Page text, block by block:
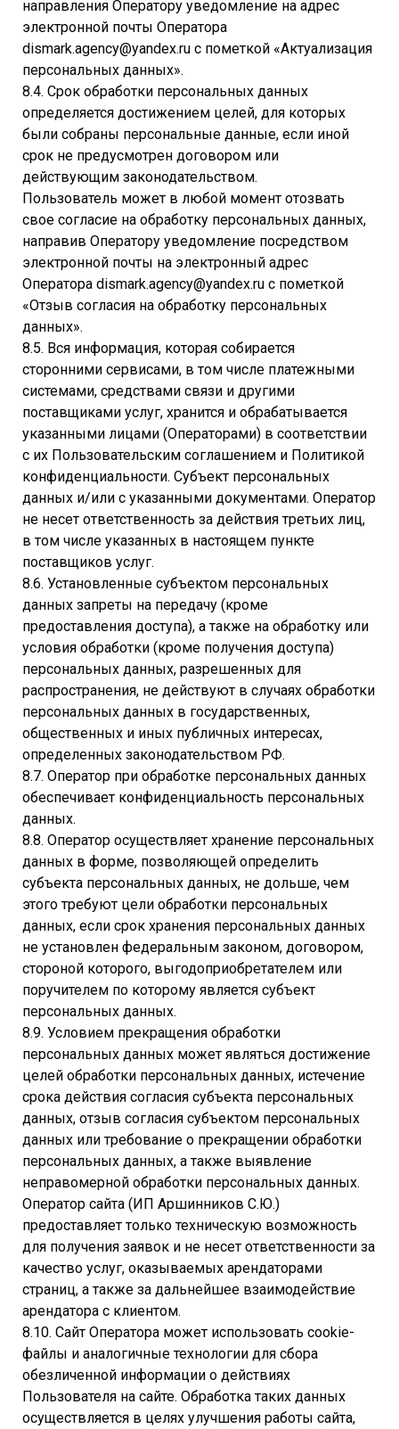
направления Оператору уведомление на адрес
электронной почты Оператора
dismark.agency@yandex.ru с пометкой «Актуализация
персональных данных».
8.4. Срок обработки персональных данных
определяется достижением целей, для которых
были собраны персональные данные, если иной
срок не предусмотрен договором или
действующим законодательством.
Пользователь может в любой момент отозвать
свое согласие на обработку персональных данных,
направив Оператору уведомление посредством
электронной почты на электронный адрес
Оператора dismark.agency@yandex.ru с пометкой
«Отзыв согласия на обработку персональных
данных».
8.5. Вся информация, которая собирается
сторонними сервисами, в том числе платежными
системами, средствами связи и другими
поставщиками услуг, хранится и обрабатывается
указанными лицами (Операторами) в соответствии
с их Пользовательским соглашением и Политикой
конфиденциальности. Субъект персональных
данных и/или с указанными документами. Оператор
не несет ответственность за действия третьих лиц,
в том числе указанных в настоящем пункте
поставщиков услуг.
8.6. Установленные субъектом персональных
данных запреты на передачу (кроме
предоставления доступа), а также на обработку или
условия обработки (кроме получения доступа)
персональных данных, разрешенных для
распространения, не действуют в случаях обработки
персональных данных в государственных,
общественных и иных публичных интересах,
определенных законодательством РФ.
8.7. Оператор при обработке персональных данных
обеспечивает конфиденциальность персональных
данных.
8.8. Оператор осуществляет хранение персональных
данных в форме, позволяющей определить
субъекта персональных данных, не дольше, чем
этого требуют цели обработки персональных
данных, если срок хранения персональных данных
не установлен федеральным законом, договором,
стороной которого, выгодоприобретателем или
поручителем по которому является субъект
персональных данных.
8.9. Условием прекращения обработки
персональных данных может являться достижение
целей обработки персональных данных, истечение
срока действия согласия субъекта персональных
данных, отзыв согласия субъектом персональных
данных или требование о прекращении обработки
персональных данных, а также выявление
неправомерной обработки персональных данных.
Оператор сайта (ИП Аршинников С.Ю.)
предоставляет только техническую возможность
для получения заявок и не несет ответственности за
качество услуг, оказываемых арендаторами
страниц, а также за дальнейшее взаимодействие
арендатора с клиентом.
8.10. Сайт Оператора может использовать cookie-
файлы и аналогичные технологии для сбора
обезличенной информации о действиях
Пользователя на сайте. Обработка таких данных
осуществляется в целях улучшения работы сайта,